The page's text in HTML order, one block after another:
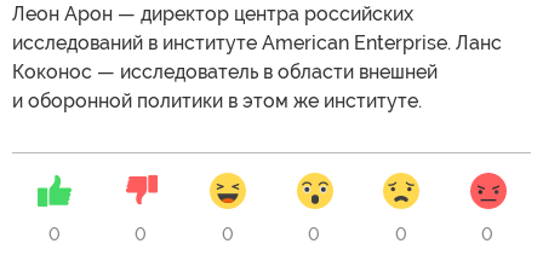
Леон Арон — директор центра российских
исследований в институте American Enterprise. Ланс
Коконос — исследователь в области внешней
и оборонной политики в этом же институте.
0 0 0 0 0 0